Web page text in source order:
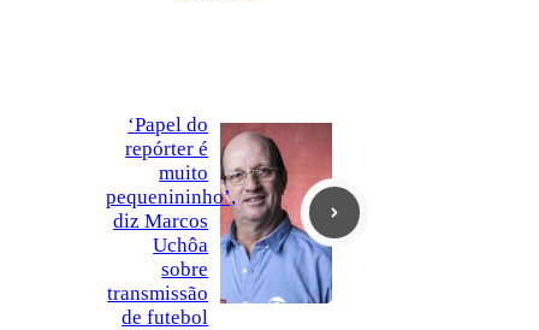
‘Papel do
repórter é
muito
pequenininho’,
diz Marcos
Uchôa
sobre
transmissão
de futebol